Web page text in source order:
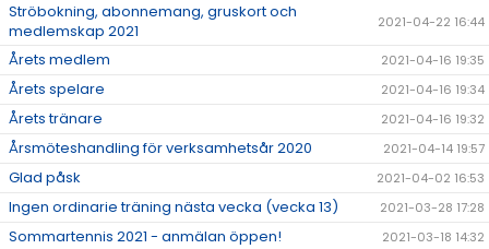
Ströbokning, abonnemang, gruskort och
medlemskap 2021
2021-04-22 16:44
Årets medlem 2021-04-16 19:35
Årets spelare 2021-04-16 19:34
Årets tränare 2021-04-16 19:32
Årsmöteshandling för verksamhetsår 2020 2021-04-14 19:57
Glad påsk 2021-04-02 16:53
Ingen ordinarie träning nästa vecka (vecka 13) 2021-03-28 17:28
Sommartennis 2021 - anmälan öppen! 2021-03-18 14:32